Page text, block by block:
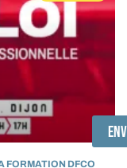
FORMATION DFCO